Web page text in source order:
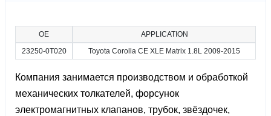
OE
APPLICATION
23250-0T020
Toyota Corolla CE XLE Matrix 1.8L 2009-2015
Компания занимается производством и обработкой
механических толкателей, форсунок
электромагнитных клапанов, трубок, звёздочек,